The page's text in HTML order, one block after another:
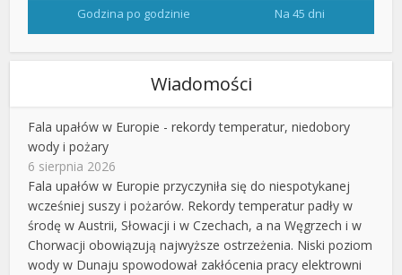
Godzina po godzinie Na 45 dni
Wiadomości
Fala upałów w Europie - rekordy temperatur, niedobory
wody i pożary
6 sierpnia 2026
Fala upałów w Europie przyczyniła się do niespotykanej
wcześniej suszy i pożarów. Rekordy temperatur padły w
środę w Austrii, Słowacji i w Czechach, a na Węgrzech i w
Chorwacji obowiązują najwyższe ostrzeżenia. Niski poziom
wody w Dunaju spowodował zakłócenia pracy elektrowni